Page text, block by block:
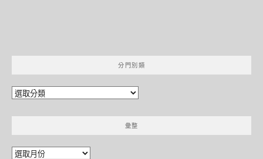
分門別類
分
別
彙整
彙